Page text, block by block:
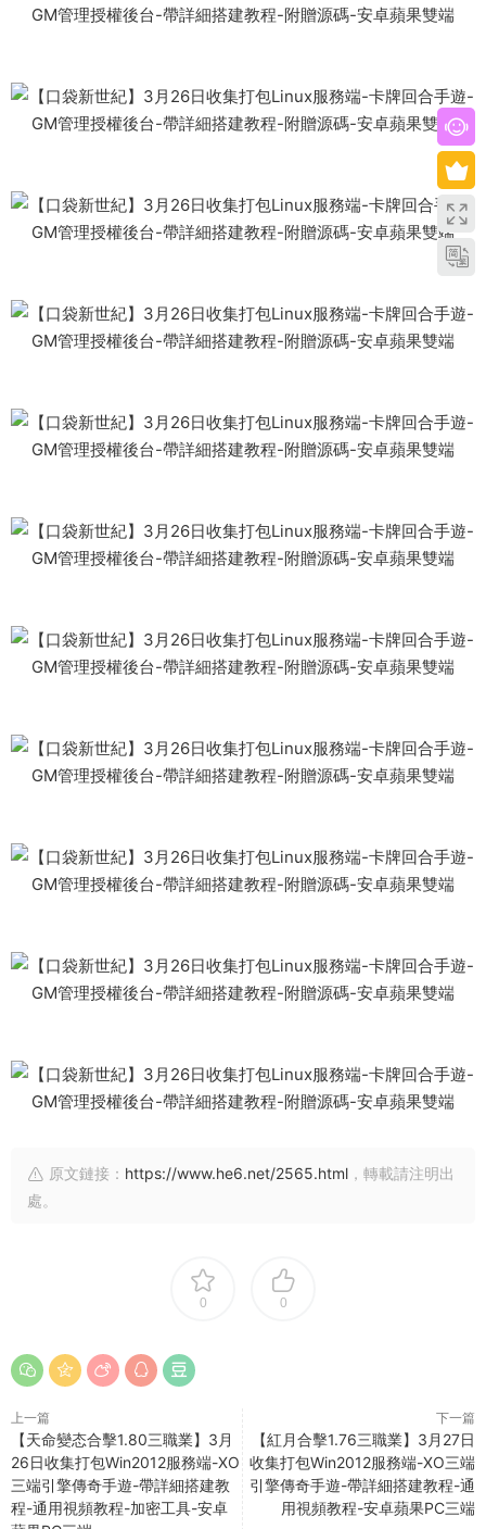
原文鏈接： https://www.he6.net/2565.html ，轉載請注明出
處。
0 0
上一篇
【天命變态合擊1.80三職業】3月
26日收集打包Win2012服務端-XO
三端引擎傳奇手遊-帶詳細搭建教
程-通用視頻教程-加密工具-安卓
下一篇
【紅月合擊1.76三職業】3月27日
收集打包Win2012服務端-XO三端
引擎傳奇手遊-帶詳細搭建教程-通
用視頻教程-安卓蘋果PC三端